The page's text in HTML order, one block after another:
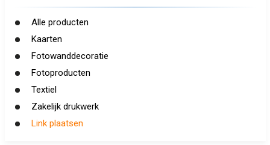
Alle producten
Kaarten
Fotowanddecoratie
Fotoproducten
Textiel
Zakelijk drukwerk
Link plaatsen